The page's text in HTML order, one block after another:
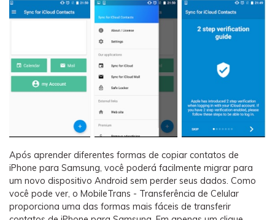
Após aprender diferentes formas de copiar contatos de
iPhone para Samsung, você poderá facilmente migrar para
um novo dispositivo Android sem perder seus dados. Como
você pode ver, o MobileTrans - Transferência de Celular
proporciona uma das formas mais fáceis de transferir